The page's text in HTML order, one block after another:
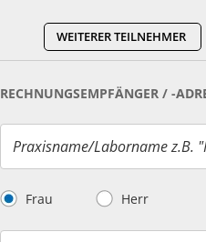
WEITERER TEILNEHMER
RECHNUNGSEMPFÄNGER / -
Praxisname/Laborname z.B.
Frau Herr